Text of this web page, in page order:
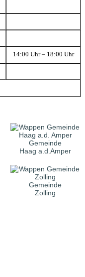
14:00 Uhr – 18:00 Uhr
Gemeinde
Haag a.d.Amper
Gemeinde
Zolling